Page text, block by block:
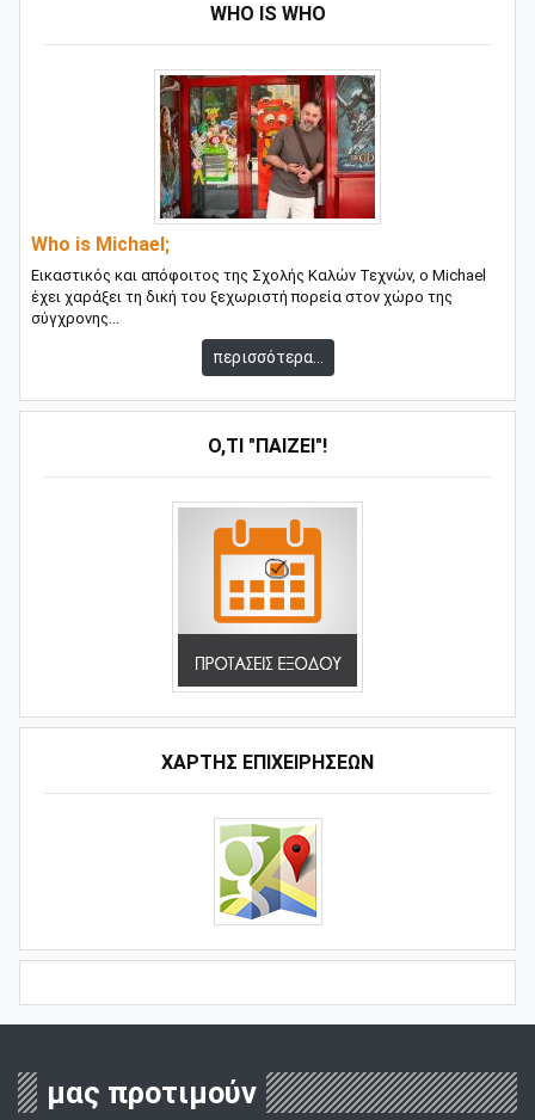
WHO IS WHO
Who is Michael;
Εικαστικός και απόφοιτος της Σχολής Καλών Τεχνών, ο Michael
έχει χαράξει τη δική του ξεχωριστή πορεία στον χώρο της
σύγχρονης...
περισσότερα...
Ό,ΤΙ "ΠΑΊΖΕΙ"!
ΧΑΡΤΗΣ ΕΠΙΧΕΙΡΗΣΕΩΝ
μας προτιμούν